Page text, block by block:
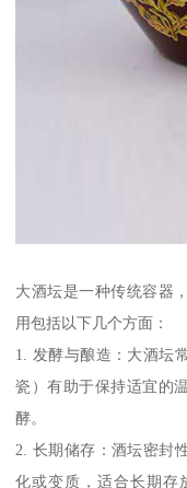
大酒坛是一种传统容器
用包括以下几个方面：
1. 发酵与酿造：大酒坛
瓷）有助于保持适宜的
酵。
2. 长期储存：酒坛密封
化或变质，适合长期存